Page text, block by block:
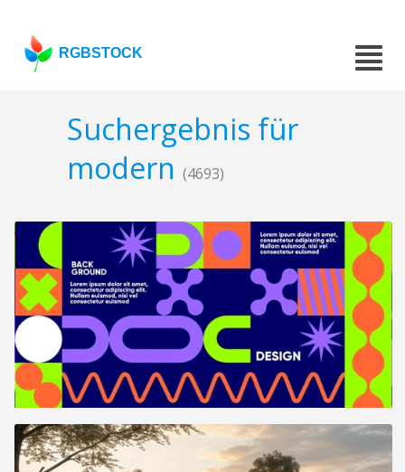
RGBSTOCK
Suchergebnis für
modern (4693)